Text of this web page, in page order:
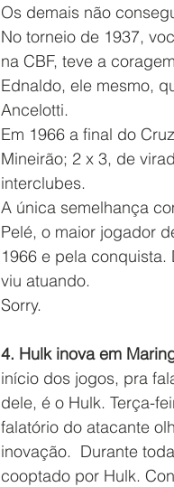
Os demais não
No torneio de 1937,
na CBF, teve a
Ednaldo, ele mesmo,
Ancelotti.
Em 1966 a final do
Mineirão; 2 x 3, de
interclubes.
A única semelhança
Pelé, o maior jogador
1966 e pela
viu atuando.
Sorry.
4. Hulk inova em
início dos jogos, pra
dele, é o Hulk. Terça-
falatório do atacante
inovação.  Durante
cooptado por Hulk.